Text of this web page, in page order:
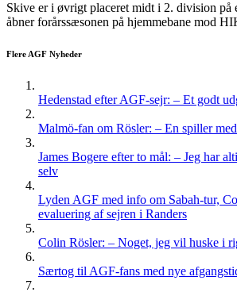
Skive er i øvrigt placeret midt i 2. division på
åbner forårssæsonen på hjemmebane mod
Flere AGF Nyheder
Hedenstad efter AGF-sejr: – Et godt
Malmö-fan om Rösler: – En spiller
James Bogere efter to mål: – Jeg har
selv
Lyden AGF med info om Sabah-tur,
evaluering af sejren i Randers
Colin Rösler: – Noget, jeg vil huske i
Særtog til AGF-fans med nye